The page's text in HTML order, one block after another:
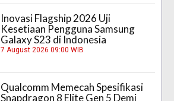
Inovasi Flagship 2026 Uji
Kesetiaan Pengguna Samsung
Galaxy S23 di Indonesia
7 August 2026 09:00 WIB
Qualcomm Memecah Spesifikasi
Snapdragon 8 Elite Gen 5 Demi